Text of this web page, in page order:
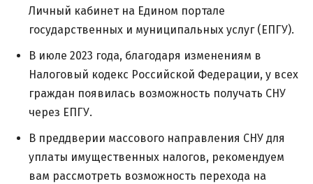
Личный кабинет на Едином портале
государственных и муниципальных услуг (ЕПГУ).
В июле 2023 года, благодаря изменениям в
Налоговый кодекс Российской Федерации, у всех
граждан появилась возможность получать СНУ
через ЕПГУ.
В преддверии массового направления СНУ для
уплаты имущественных налогов, рекомендуем
вам рассмотреть возможность перехода на